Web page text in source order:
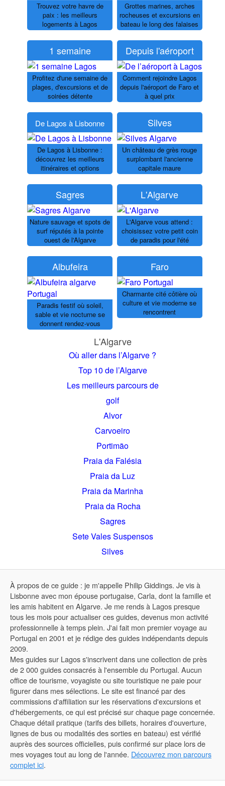
Trouvez votre havre de
paix : les meilleurs
logements à Lagos
Grottes marines, arches
rocheuses et excursions en
bateau le long des falaises
1 semaine
Profitez d'une semaine de
plages, d'excursions et de
soirées détente
Depuis l'aéroport
Comment rejoindre Lagos
depuis l'aéroport de Faro et
à quel prix
De Lagos à Lisbonne
De Lagos à Lisbonne :
découvrez les meilleurs
itinéraires et options
Silves
Un château de grès rouge
surplombant l'ancienne
capitale maure
Sagres
Nature sauvage et spots de
surf réputés à la pointe
ouest de l'Algarve
L'Algarve
L'Algarve vous attend :
choisissez votre petit coin
de paradis pour l'été
Albufeira
Paradis festif où soleil,
sable et vie nocturne se
donnent rendez-vous
Faro
Charmante cité côtière où
culture et vie moderne se
rencontrent
L'Algarve
Où aller dans l’Algarve ?
Top 10 de l’Algarve
Les meilleurs parcours de
golf
Alvor
Carvoeiro
Portimão
Praia da Falésia
Praia da Luz
Praia da Marinha
Praia da Rocha
Sagres
Sete Vales Suspensos
Silves
À propos de ce guide : je m'appelle Philip Giddings. Je vis à
Lisbonne avec mon épouse portugaise, Carla, dont la famille et
les amis habitent en Algarve. Je me rends à Lagos presque
tous les mois pour actualiser ces guides, devenus mon activité
professionnelle à temps plein. J'ai fait mon premier voyage au
Portugal en 2001 et je rédige des guides indépendants depuis
2009.
Mes guides sur Lagos s'inscrivent dans une collection de près
de 2 000 guides consacrés à l'ensemble du Portugal. Aucun
office de tourisme, voyagiste ou site touristique ne paie pour
figurer dans mes sélections. Le site est financé par des
commissions d'affiliation sur les réservations d'excursions et
d'hébergements, ce qui est précisé sur chaque page concernée.
Chaque détail pratique (tarifs des billets, horaires d'ouverture,
lignes de bus ou modalités des sorties en bateau) est vérifié
auprès des sources officielles, puis confirmé sur place lors de
mes voyages tout au long de l'année. Découvrez mon parcours
complet ici.